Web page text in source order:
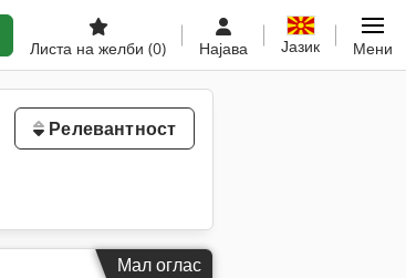
Листа на желби (0) Најава Јазик Мени
Релевантност
Мал оглас